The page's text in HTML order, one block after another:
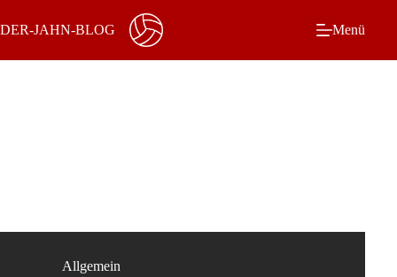
Inhalt
springen
DER-JAHN-BLOG Menü
Allgemein